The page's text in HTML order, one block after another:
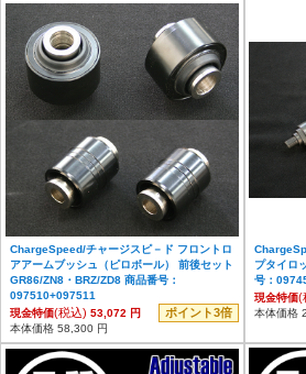
ChargeSpeed/チャージスピ－ド フロントロ
アアームブッシュ（ピロボール） 前後セット
GR86/ZN8・BRZ/ZD8 商品番号：
097510+097511
現金特価(税込) 53,072 円 ポイント3倍
本体価格 58,300 円
プタイロ
号：
現金特価(
本体価格